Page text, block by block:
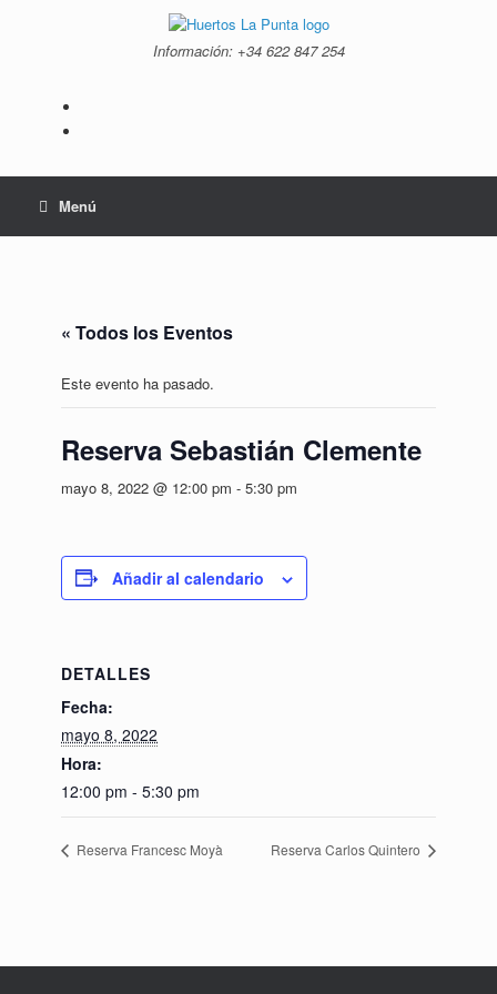
Información: +34 ‭622 847 254‬
Menú
« Todos los Eventos
Este evento ha pasado.
Reserva Sebastián Clemente
mayo 8, 2022 @ 12:00 pm - 5:30 pm
Añadir al calendario
DETALLES
Fecha:
mayo 8, 2022
Hora:
12:00 pm - 5:30 pm
Reserva Francesc Moyà Reserva Carlos Quintero